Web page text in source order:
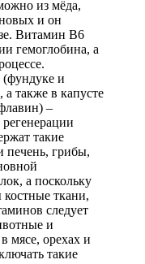
из мёда,
и он
Витамин В6
гемоглобина, а
(фундуке и
также в капусте
–
такие
печень, грибы,
а поскольку
ткани,
следует
и
мясе, орехах и
такие